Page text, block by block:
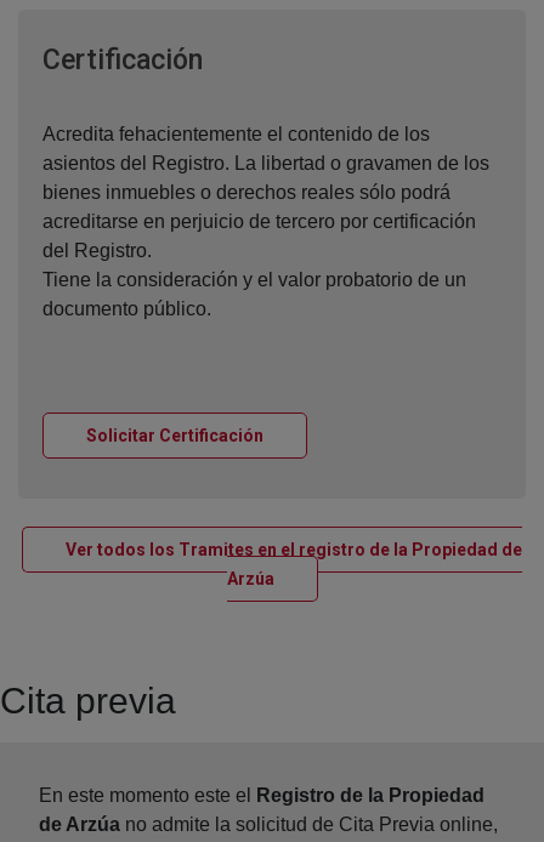
Certificación
Acredita fehacientemente el contenido de los
asientos del Registro. La libertad o gravamen de los
bienes inmuebles o derechos reales sólo podrá
acreditarse en perjuicio de tercero por certificación
del Registro.
Tiene la consideración y el valor probatorio de un
documento público.
Solicitar Certificación
Ver todos los Tramites en el registro de la Propiedad de
ArzúaVentana nueva
Cita previa
En este momento este el
Registro de la Propiedad
de Arzúa no admite la solicitud de Cita Previa online,